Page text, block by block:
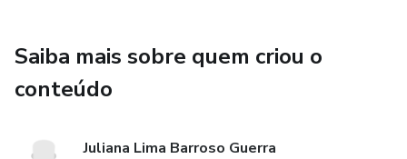
Saiba mais sobre quem criou o
conteúdo
Juliana Lima Barroso Guerra